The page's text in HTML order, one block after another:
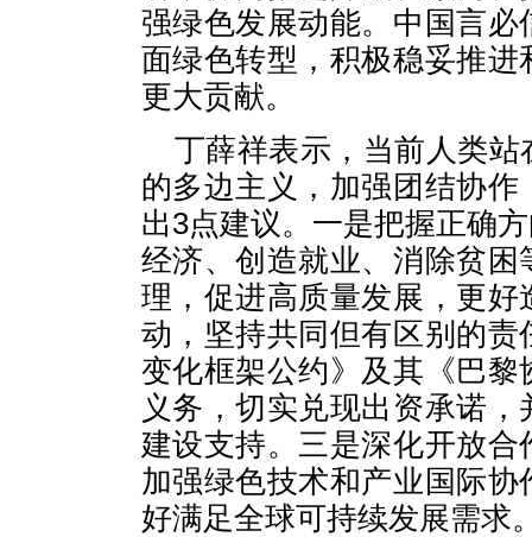
强绿色发展动能。中国言
面绿色转型，积极稳妥推
更大贡献。
丁薛祥表示，当前人类
的多边主义，加强团结协
出3点建议。一是把握正确
经济、创造就业、消除贫
理，促进高质量发展，更
动，坚持共同但有区别的
变化框架公约》及其《巴
义务，切实兑现出资承诺
建设支持。三是深化开放
加强绿色技术和产业国际
好满足全球可持续发展需求